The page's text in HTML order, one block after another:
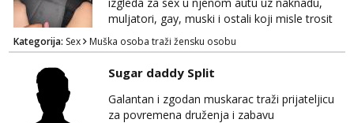
muljatori, gay, muski i ostali koji misle trosit
vrijeme na pisanje mogu zaobic oglas, ako si
slavonije i zainteresirana da te punim negdje
u mraku u tvom autu javi se na whatsapp
porukom 098 199 1895.
Kategorija: Sex Muška osoba traži žensku osobu
Sugar daddy Split
Galantan i zgodan muskarac traži prijateljicu
za povremena druženja i zabavu